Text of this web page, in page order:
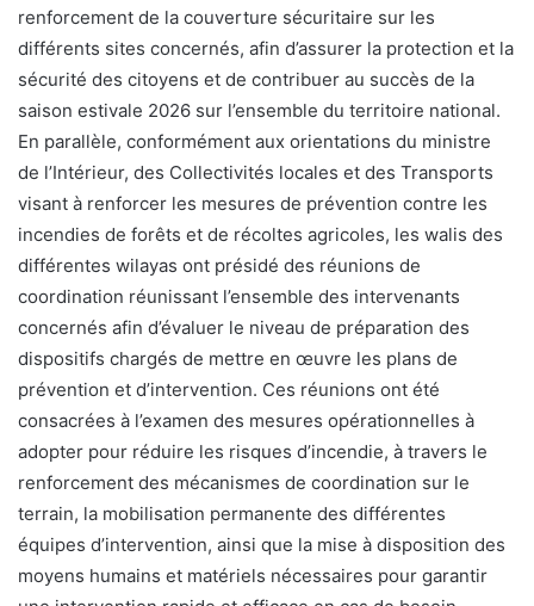
renforcement de la couverture sécuritaire sur les
différents sites concernés, afin d’assurer la protection et la
sécurité des citoyens et de contribuer au succès de la
saison estivale 2026 sur l’ensemble du territoire national.
En parallèle, conformément aux orientations du ministre
de l’Intérieur, des Collectivités locales et des Transports
visant à renforcer les mesures de prévention contre les
incendies de forêts et de récoltes agricoles, les walis des
différentes wilayas ont présidé des réunions de
coordination réunissant l’ensemble des intervenants
concernés afin d’évaluer le niveau de préparation des
dispositifs chargés de mettre en œuvre les plans de
prévention et d’intervention. Ces réunions ont été
consacrées à l’examen des mesures opérationnelles à
adopter pour réduire les risques d’incendie, à travers le
renforcement des mécanismes de coordination sur le
terrain, la mobilisation permanente des différentes
équipes d’intervention, ainsi que la mise à disposition des
moyens humains et matériels nécessaires pour garantir